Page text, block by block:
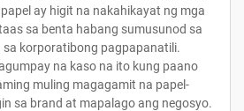
ay higit na nakahikayat ng mga
sa benta habang sumusunod sa
sa korporatibong pagpapanatili.
na kaso na ito kung paano
muling magagamit na papel-
sa brand at mapalago ang negosyo.